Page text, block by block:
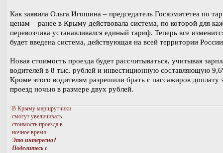
Как заявила Ольга Игошина – председатель Госкомитетеа по
ценам – ранее в Крыму действовала система, по которой для
перевозчика устанавливался единый тариф. Теперь все
будет введена система, действующая на всей территории
Новая стоимость проезда будет рассчитываться, учитывая
водителей в 8 тыс. рублей и инвестиционную составляющую
Кроме этого водителям разрешили брать с пассажиров доплату
проезд ночью в размере двух рублей.
В Крыму маршрутчики
смогут увеличивать
стоимость проезда в
ночное время.
Это интересно?
Поделитесь с